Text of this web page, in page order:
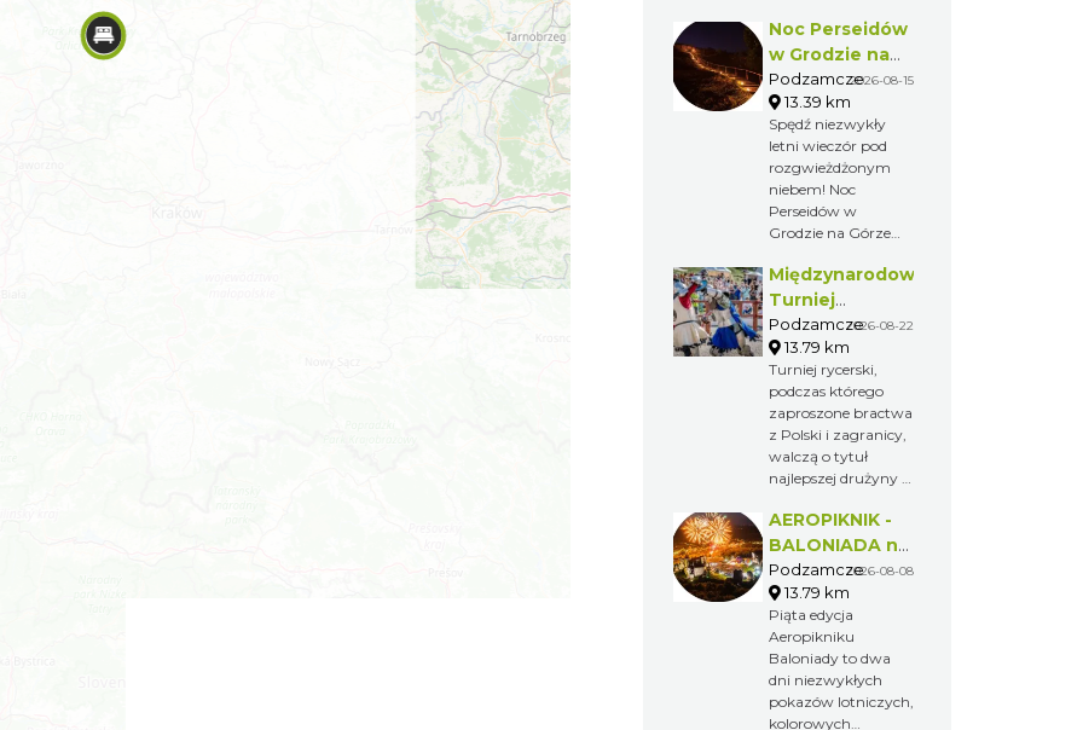
piękne wieńce
dożynkowe oraz
występy
artystyczne
pokazują bogactwo
kultury i zwyczajów
regionu.
Noc Perseidów
w Grodzie na
Górze Birów
Podzamcze2026-08-15
13.39 km
Spędź niezwykły
letni wieczór pod
rozgwieżdżonym
niebem! Noc
Perseidów w
Grodzie na Górze
wydarzenie, podczas
którego będzie
można obserwować
rój meteorów,
poznać tajemnice
nocnego nieba i
niepowtarzalny
klimat
historycznego
Międzynarodowy
Turniej
Rycerski w
Podzamczu
2026
Podzamcze2026-08-22
13.79 km
Turniej rycerski,
podczas którego
zaproszone bractwa
z Polski i zagranicy,
walczą o tytuł
najlepszej drużyny i
Miecz Kasztelana
Zamku
Ogrodzienieckiego.
Widzowie podczas
festynu zobaczą
liczne pokazy w
konkurencjach
kuszniczych,
łuczniczych, na
ostrza, zapasy
AEROPIKNIK -
BALONIADA na
Zamku
Ogrodzieniec
Podzamcze2026-08-08
13.79 km
Piąta edycja
Aeropikniku
Baloniady to dwa
dni niezwykłych
pokazów lotniczych,
kolorowych